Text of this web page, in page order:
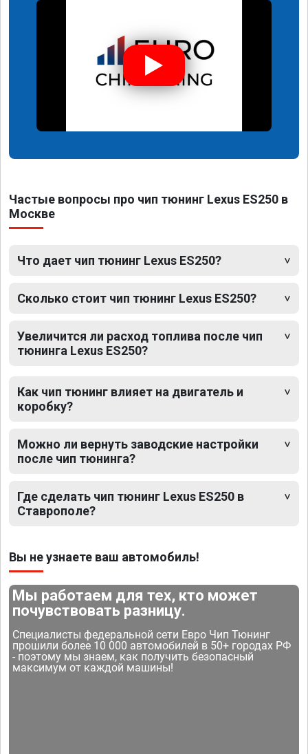
Частые вопросы про чип тюнинг Lexus ES250 в
Москве
Что дает чип тюнинг Lexus ES250?
Сколько стоит чип тюнинг Lexus ES250?
Увеличится ли расход топлива после чип
тюнинга Lexus ES250?
Как чип тюнинг влияет на двигатель и
коробку?
Можно ли вернуть заводские настройки
после чип тюнинга?
Где сделать чип тюнинг Lexus ES250 в
Ставрополе?
Вы не узнаете ваш автомобиль!
Мы работаем для тех, кто может
почувствовать разницу.
Специалисты федеральной сети Евро Чип Тюнинг
прошили более 10 000 автомобилей в 50+ городах РФ
- поэтому мы знаем, как получить безопасный
максимум от каждой машины!